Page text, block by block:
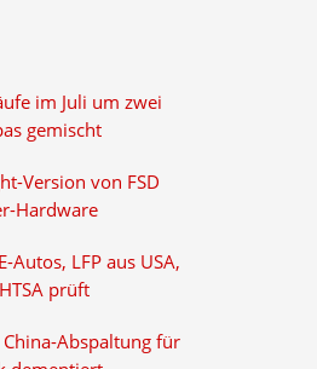
im Juli um zwei
gemischt
Version von FSD
Hardware
Autos, LFP aus USA,
prüft
Abspaltung für